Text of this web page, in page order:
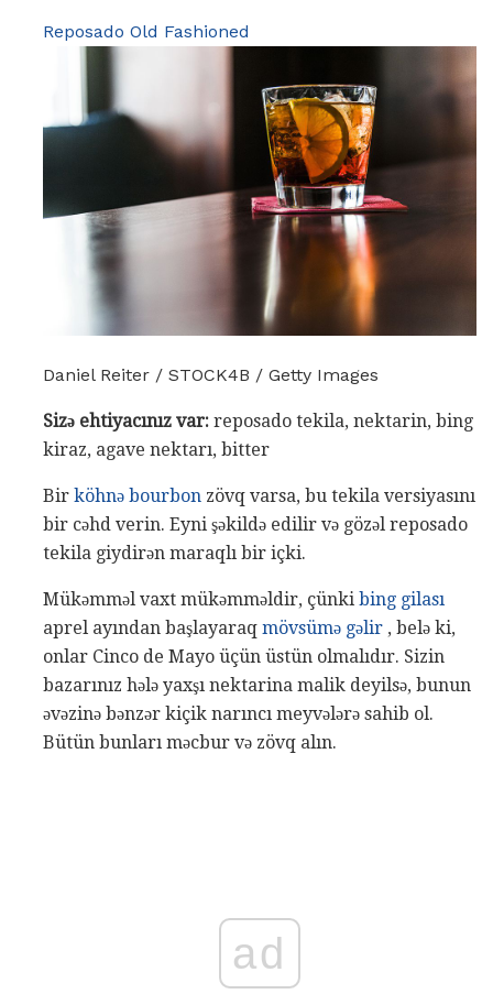
Reposado Old Fashioned
Daniel Reiter / STOCK4B / Getty Images
Sizə ehtiyacınız var: reposado tekila, nektarin, bing
kiraz, agave nektarı, bitter
Bir köhnə bourbon zövq varsa, bu tekila versiyasını
bir cəhd verin. Eyni şəkildə edilir və gözəl reposado
tekila giydirən maraqlı bir içki.
Mükəmməl vaxt mükəmməldir, çünki bing gilası
aprel ayından başlayaraq mövsümə gəlir , belə ki,
onlar Cinco de Mayo üçün üstün olmalıdır. Sizin
bazarınız hələ yaxşı nektarina malik deyilsə, bunun
əvəzinə bənzər kiçik narıncı meyvələrə sahib ol.
Bütün bunları məcbur və zövq alın.
ad